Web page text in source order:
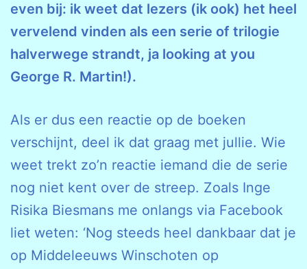
even bij: ik weet dat lezers (ik ook) het heel
vervelend vinden als een serie of trilogie
halverwege strandt, ja looking at you
George R. Martin!).
Als er dus een reactie op de boeken
verschijnt, deel ik dat graag met jullie. Wie
weet trekt zo’n reactie iemand die de serie
nog niet kent over de streep. Zoals Inge
Risika Biesmans me onlangs via Facebook
liet weten: ‘Nog steeds heel dankbaar dat je
op Middeleeuws Winschoten op